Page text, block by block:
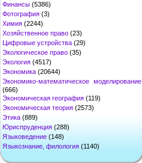
Финансы (5386)
Фотография (3)
Химия (2244)
Хозяйственное право (23)
Цифровые устройства (29)
Экологическое право (35)
Экология (4517)
Экономика (20644)
Экономико-математическое моделирование
(666)
Экономическая география (119)
Экономическая теория (2573)
Этика (889)
Юриспруденция (288)
Языковедение (148)
Языкознание, филология (1140)